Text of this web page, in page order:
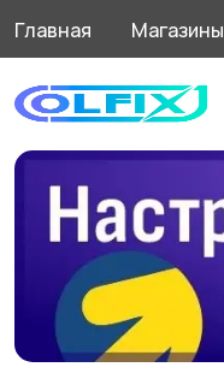
Главная Магазины